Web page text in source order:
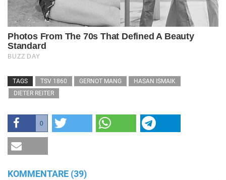
TAGS TSV 1860 GERNOT MANG
HASAN ISMAIK
DIETER REITER
0
KOMMENTARE (39)